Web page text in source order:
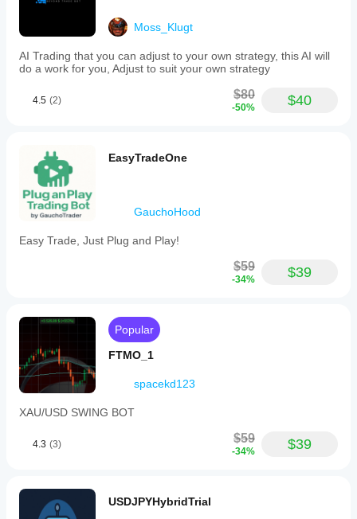
Moss_Klugt
AI Trading that you can adjust to your own strategy, this AI will
do a work for you, Adjust to suit your own strategy
4.5 (2) $80
-50% $40
EasyTradeOne
GauchoHood
Easy Trade, Just Plug and Play!
$59
-34% $39
Popular
FTMO_1
spacekd123
XAU/USD SWING BOT
4.3 (3) $59
-34% $39
USDJPYHybridTrial